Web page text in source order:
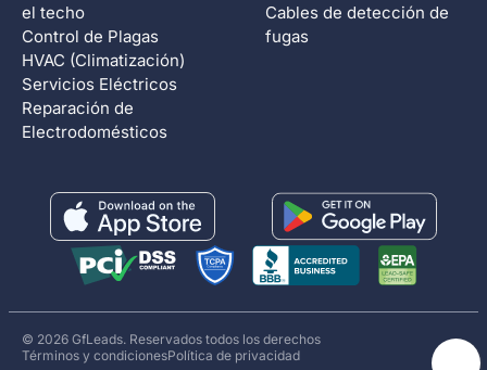
el techo
Control de Plagas
HVAC (Climatización)
Servicios Eléctricos
Reparación de
Electrodomésticos
Cables de detección de
fugas
© 2026 GfLeads. Reservados todos los derechos
Términos y condicionesPolítica de privacidad